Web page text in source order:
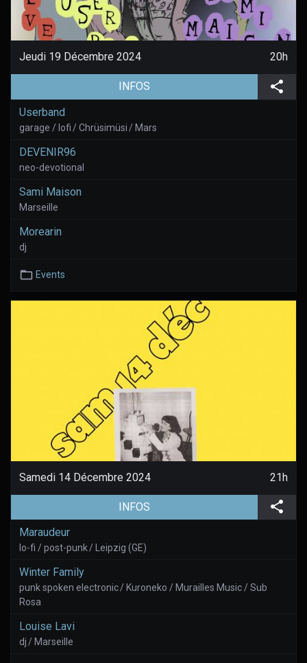
Jeudi 19 Décembre 2024 20h
INFOS (aller à la page de l'évènement)
Userband
garage / lofi / Chrüsimüsi / Mars
DEVENIR96
neo-devotional
Sami Maison
Marseille
Morearin
dj
Events
Samedi 14 Décembre 2024 21h
INFOS (aller à la page de l'évènement)
Maraudeur
lo-fi / post-punk / Leipzig (GE)
Winter Family
punk spoken electronic / Kuroneko / Murailles Music / Sub
Rosa
Louise Lavi
dj / Marseille